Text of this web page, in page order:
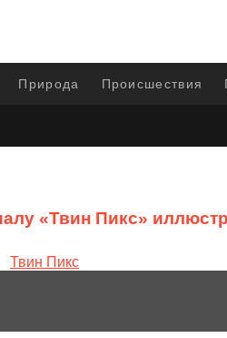
Природа Происшествия
«Твин Пикс»